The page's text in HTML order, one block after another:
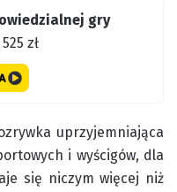
gry
zł
uprzyjemniająca
i wyścigów, dla
się niczym więcej niż